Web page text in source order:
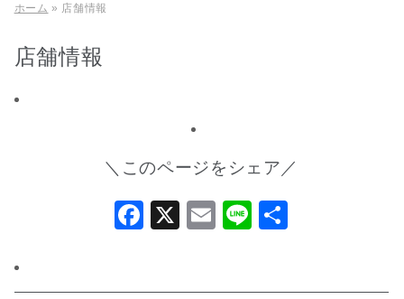
ホーム » 店舗情報
店舗情報
＼このページをシェア／
Facebook
X Email
Line